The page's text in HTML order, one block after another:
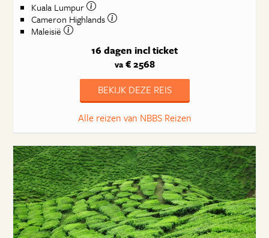
Kuala Lumpur
Cameron Highlands
Maleisië
16 dagen incl ticket
va€ 2568
BEKIJK DEZE REIS
Alle reizen van NBBS Reizen